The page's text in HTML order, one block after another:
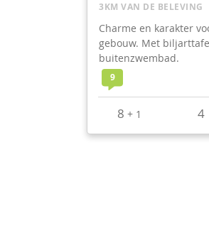
3KM VAN DE BELEVING
Charme en karakter
gebouw. Met
buitenzwembad.
9
8 + 1 4